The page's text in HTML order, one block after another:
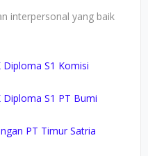
interpersonal yang baik
S1 Komisi
S1 PT Bumi
PT Timur Satria